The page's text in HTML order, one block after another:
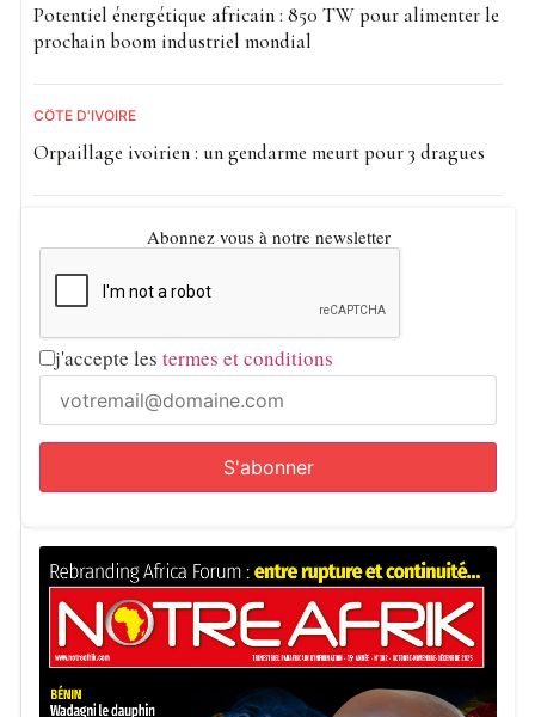
Potentiel énergétique africain : 850 TW pour alimenter le
prochain boom industriel mondial
CÔTE D'IVOIRE
Orpaillage ivoirien : un gendarme meurt pour 3 dragues
Abonnez vous à notre newsletter
j'accepte les termes et conditions